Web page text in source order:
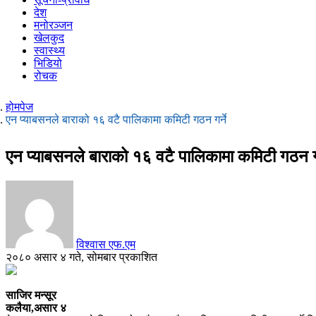
देश
मनोरञ्जन
खेलकुद
स्वास्थ्य
भिडियो
रोचक
होमपेज
एन प्याबसनले बाराको १६ वटै पालिकामा कमिटी गठन गर्ने
एन प्याबसनले बाराको १६ वटै पालिकामा कमिटी गठन
विश्वास एफ.एम
२०८० असार ४ गते, सोमबार प्रकाशित
साजिर मन्सूर
कलैया,असार ४